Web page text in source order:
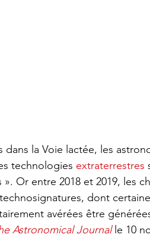
la Voie lactée, les
tech­no­lo­gies extra­ter­restres
Or entre 2018 et 2019, les
dont
avérées être
Astro­no­mi­cal Jour­nal le 10